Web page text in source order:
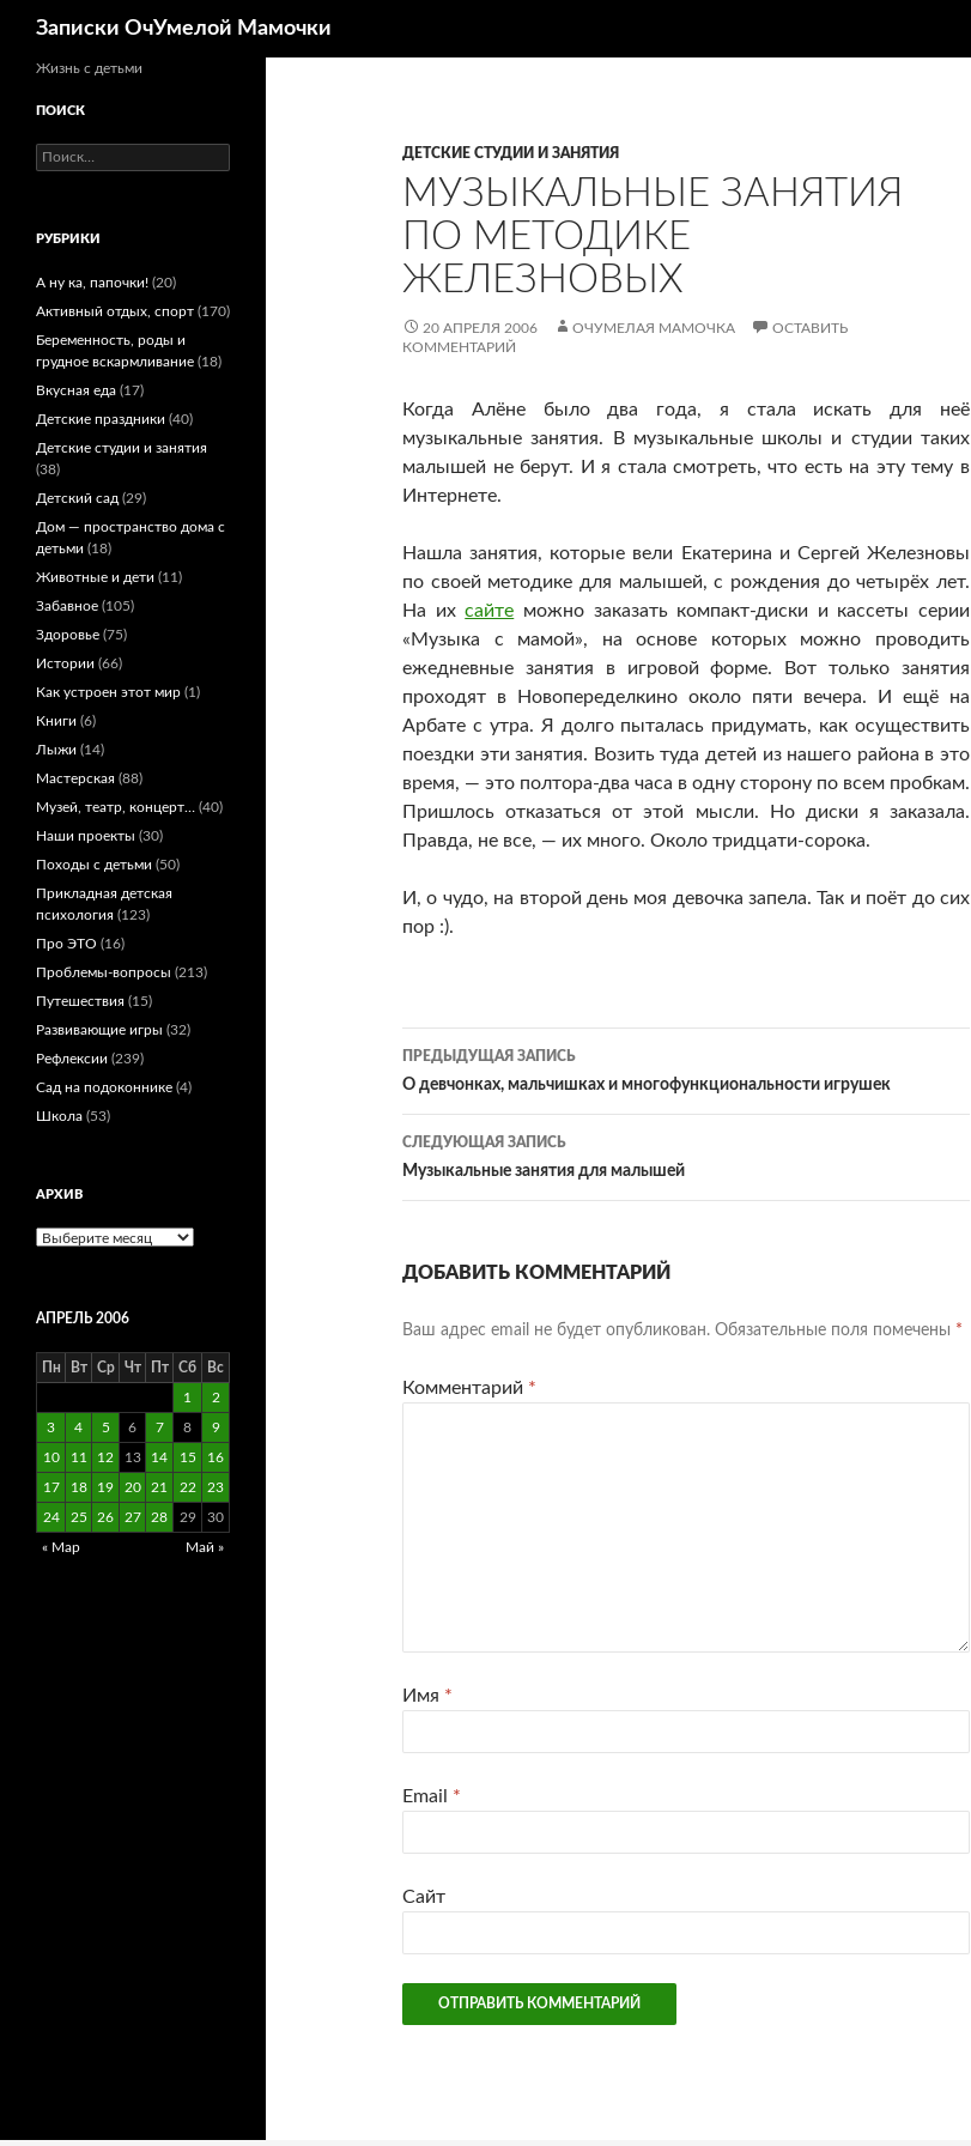
Перейти
Записки ОчУмелой Мамочки
ДЕТСКИЕ СТУДИИ И ЗАНЯТИЯ
МУЗЫКАЛЬНЫЕ ЗАНЯТИЯ
ПО МЕТОДИКЕ
ЖЕЛЕЗНОВЫХ
20 АПРЕЛЯ 2006 ОЧУМЕЛАЯ МАМОЧКА
ОСТАВИТЬ
КОММЕНТАРИЙ
Когда Алёне было два года, я стала искать для неё
музыкальные занятия. В музыкальные школы и студии таких
малышей не берут. И я стала смотреть, что есть на эту тему в
Интернете.
Нашла занятия, которые вели Екатерина и Сергей Железновы
по своей методике для малышей, с рождения до четырёх лет.
На ихсайте можно заказать компакт-диски и кассеты серии
«Музыка с мамой», на основе которых можно проводить
ежедневные занятия в игровой форме. Вот только занятия
проходят в Новопеределкино около пяти вечера. И ещё на
Арбате с утра. Я долго пыталась придумать, как осуществить
поездки эти занятия. Возить туда детей из нашего района в это
время, — это полтора-два часа в одну сторону по всем пробкам.
Пришлось отказаться от этой мысли. Но диски я заказала.
Правда, не все, — их много. Около тридцати-сорока.
И, о чудо, на второй день моя девочка запела. Так и поёт до сих
пор :).
Навигация
по
записям
ПРЕДЫДУЩАЯ ЗАПИСЬ
О девчонках, мальчишках и многофункциональности игрушек
СЛЕДУЮЩАЯ ЗАПИСЬ
Музыкальные занятия для малышей
ДОБАВИТЬ КОММЕНТАРИЙ
Ваш адрес email не будет опубликован. Обязательные поля помечены *
Комментарий *
Имя *
Email *
Сайт
Жизнь с детьми
ПОИСК
Найти:
РУБРИКИ
А ну ка, папочки! (20)
Активный отдых, спорт (170)
Беременность, роды и
грудное вскармливание (18)
Вкусная еда (17)
Детские праздники (40)
Детские студии и занятия
(38)
Детский сад (29)
Дом — пространство дома с
детьми (18)
Животные и дети (11)
Забавное (105)
Здоровье (75)
Истории (66)
Как устроен этот мир (1)
Книги (6)
Лыжи (14)
Мастерская (88)
Музей, театр, концерт… (40)
Наши проекты (30)
Походы с детьми (50)
Прикладная детская
психология (123)
Про ЭТО (16)
Проблемы-вопросы (213)
Путешествия (15)
Развивающие игры (32)
Рефлексии (239)
Сад на подоконнике (4)
Школа (53)
АРХИВ
Архив
АПРЕЛЬ 2006
Пн Вт Ср Чт Пт Сб Вс
1 2
3 4 5 6 7 8 9
10 11 12 13 14 15 16
17 18 19 20 21 22 23
24 25 26 27 28 29 30
« Мар Май »